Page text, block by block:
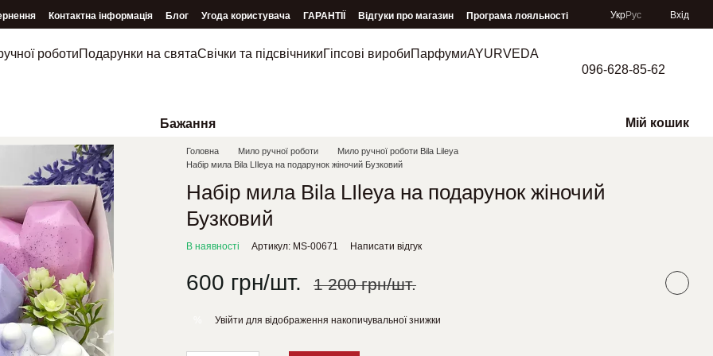
Контактна інформація Блог Угода користувача ГАРАНТІЇ Відгуки про магазин Програма лояльності УкрРус Вхід
роботиПодарунки на святаСвічки та підсвічникиГіпсові виробиПарфумиAYURVEDA
096-628-85-62
Бажання Мій кошик
Головна Мило ручної роботи
Мило ручної роботи Bila Lileya
Набір мила Bila LIleya на подарунок жіночий Бузковий
Набір мила Bila LIleya на подарунок жіночий
Бузковий
В наявності Артикул: MS-00671 Написати відгук
600 грн/шт. 1 200 грн/шт.
Увійти для відображення накопичувальної знижки